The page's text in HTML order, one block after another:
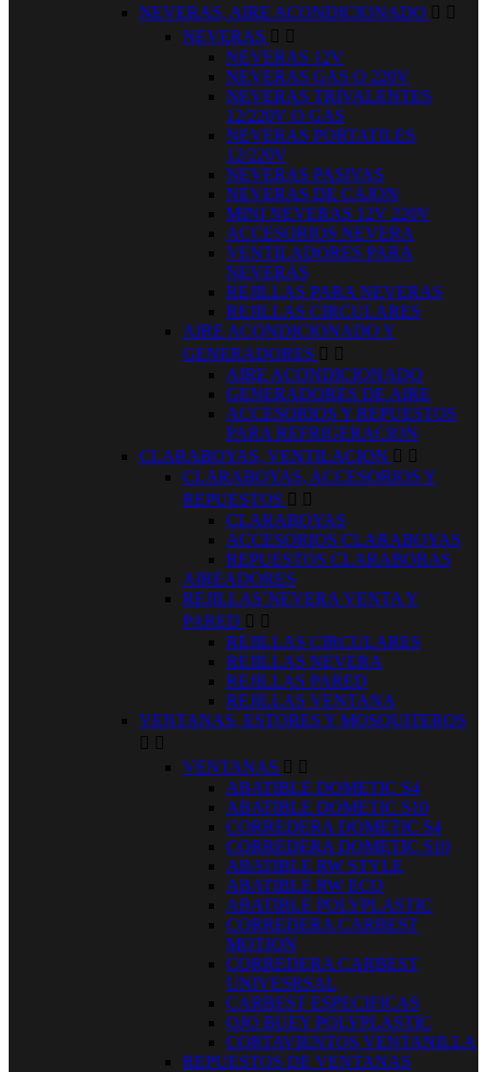
NEVERAS, AIRE ACONDICIONADO  
NEVERAS  
NEVERAS 12V
NEVERAS GAS O 220V
NEVERAS TRIVALENTES
12/220V O GAS
NEVERAS PORTATILES
12/220V
NEVERAS PASIVAS
NEVERAS DE CAJON
MINI NEVERAS 12V 220V
ACCESORIOS NEVERA
VENTILADORES PARA
NEVERAS
REJILLAS PARA NEVERAS
REJILLAS CIRCULARES
AIRE ACONDICIONADO Y
GENERADORES  
AIRE ACONDICIONADO
GENERADORES DE AIRE
ACCESORIOS Y REPUESTOS
PARA REFRIGERACION
CLARABOYAS, VENTILACION  
CLARABOYAS, ACCESORIOS Y
REPUESTOS  
CLARABOYAS
ACCESORIOS CLARABOYAS
REPUESTOS CLARABORAS
AIREADORES
REJILLAS´NEVERA VENTA Y
PARED  
REJILLAS CIRCULARES
REJILLAS NEVERA
REJILLAS PARED
REJILLAS VENTANA
VENTANAS, ESTORES Y MOSQUITEROS
 
VENTANAS  
ABATIBLE DOMETIC S4
ABATIBLE DOMETIC S10
CORREDERA DOMETIC S4
CORREDERA DOMETIC S10
ABATIBLE RW STYLE
ABATIBLE RW ECO
ABATIBLE POLYPLASTIC
CORREDERA CARBEST
MOTION
CORREDERA CARBEST
UNIVESRSAL
CARBEST ESPECIFICAS
OJO BUEY POLYPLASTIC
CORTAVIENTOS VENTANILLA
REPUESTOS DE VENTANAS